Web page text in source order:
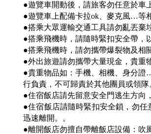
●遊覽車開動後，請旅客勿任意於車
●遊覽車上配備卡拉ok、麥克風…等
●搭乘大眾運輸交通工具請勿亂丟棄
●搭乘飛機時，請隨時緊扣安全帶，
●搭乘飛機時，請勿攜帶爆裂物及相
●外出旅遊請勿攜帶大量現金，貴重
●貴重物品如：手機、相機、身分
行負責，不可歸責於其他團員或領隊
●住宿飯店請先留意安全門逃生方向
●住宿飯店請隨時緊扣安全鎖，勿
迅速離開。。
●離開飯店勿擅自帶離飯店設備：